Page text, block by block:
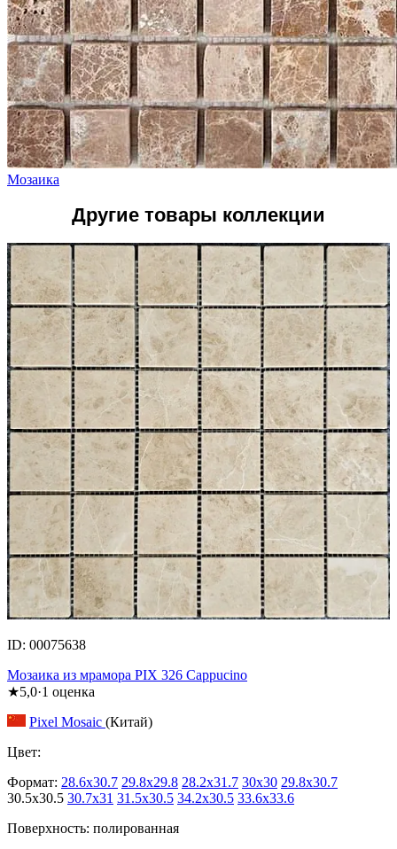
Мозаика
Другие товары коллекции
ID: 00075638
Мозаика из мрамора PIX 326 Cappucino
★5,0·1 оценка
Pixel Mosaic (Китай)
Цвет:
Формат: 28.6x30.7 29.8x29.8 28.2x31.7 30x30 29.8x30.7
30.5x30.5 30.7x31 31.5x30.5 34.2x30.5 33.6x33.6
Поверхность: полированная